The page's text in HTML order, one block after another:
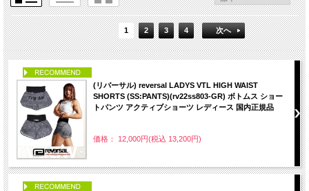
1 2 3 4 次へ
(リバーサル) reversal LADYS VTL HIGH WAIST
SHORTS (SS:PANTS)(rv22ss803-GR) ボトムス ショー
トパンツ アクティブショーツ レディース 国内正規品
価格： 12,000円(税込 13,200円)